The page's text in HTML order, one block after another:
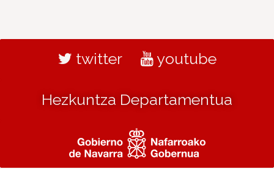
twitter youtube
Hezkuntza Departamentua